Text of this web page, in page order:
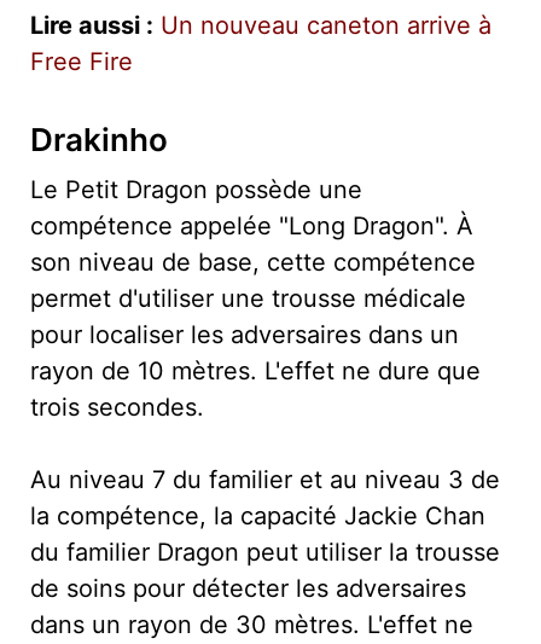
Lire aussi : Un nouveau caneton arrive à
Free Fire
Drakinho
Le Petit Dragon possède une
compétence appelée "Long Dragon". À
son niveau de base, cette compétence
permet d'utiliser une trousse médicale
pour localiser les adversaires dans un
rayon de 10 mètres. L'effet ne dure que
trois secondes.
Au niveau 7 du familier et au niveau 3 de
la compétence, la capacité Jackie Chan
du familier Dragon peut utiliser la trousse
de soins pour détecter les adversaires
dans un rayon de 30 mètres. L'effet ne